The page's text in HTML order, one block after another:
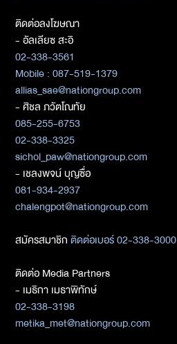
ติดต่อลงโฆษณา
- อัลเลียซ สะอิ
02-338-3561
Mobile : 087-519-1379
allias_sae@nationgroup.com
- ศิชล ภวัตโณทัย
085-255-6753
02-338-3325
sichol_paw@nationgroup.com
- เชลงพจน์ บุญซื่อ
081-934-2937
chalengpot@nationgroup.com
สมัครสมาชิกติดต่อเบอร์ 02-338-3000
ติดต่อ Media Partners
- เมธิกา เมธาพิทักษ์
02-338-3198
metika_met@nationgroup.com